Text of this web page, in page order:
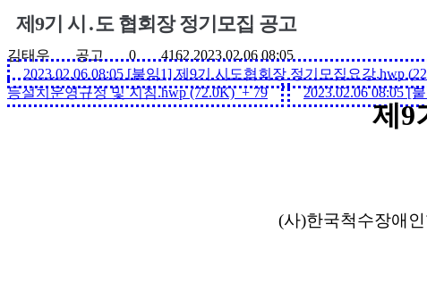
제9기 시․도 협회장 정기모집 공고
김태우 공고 0 4162 2023.02.06 08:05
2023.02.06 08:05 [붙임1] 제9기 시도협회장 정기모집요강.hwp
등설치운영규정 및 지침.hwp (72.0K)+ 79 2023.02.06 08:05[붙
제9
(사)한국척수장애인